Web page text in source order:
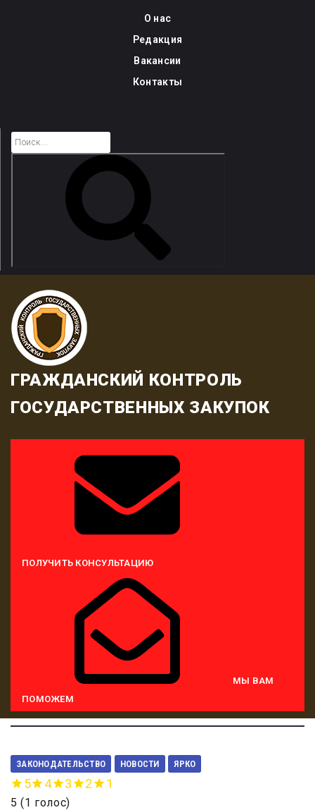
О нас
Редакция
Вакансии
Контакты
ГРАЖДАНСКИЙ КОНТРОЛЬ
ГОСУДАРСТВЕННЫХ ЗАКУПОК
ПОЛУЧИТЬ КОНСУЛЬТАЦИЮ
МЫ ВАМ
ПОМОЖЕМ
ЗАКОНОДАТЕЛЬСТВО НОВОСТИ ЯРКО
5 4 3 2 1
5 (1 голос)